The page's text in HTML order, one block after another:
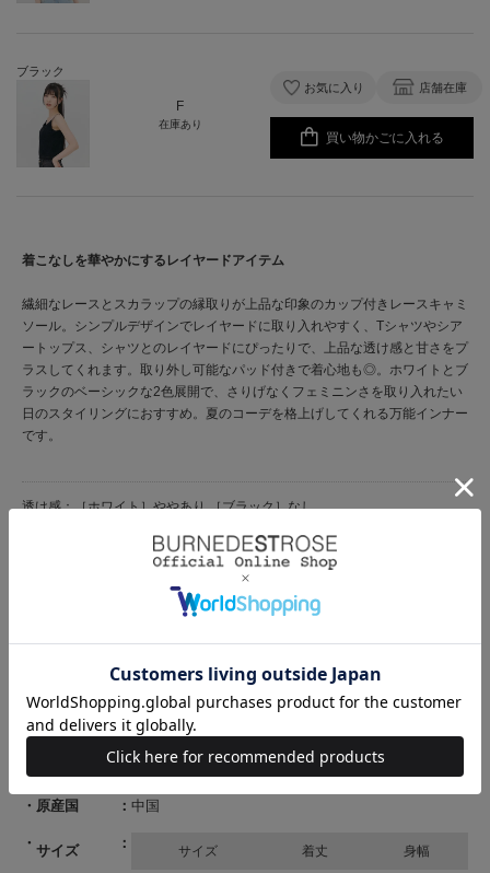
20022519100216 90 00
ブランド REDYAZEL（レディアゼル）
表地：綿60% ナイロン40%
原産国 中国
サイズ サイズ 着丈 身幅
ブラック
F
在庫あり
お気に入り 店舗在庫
買い物かごに入れる
着こなしを華やかにするレイヤードアイテム
繊細なレースとスカラップの縁取りが上品な印象のカップ付きレースキャミ
ソール。シンプルデザインでレイヤードに取り入れやすく、Tシャツやシア
ートップス、シャツとのレイヤードにぴったりで、上品な透け感と甘さをプ
ラスしてくれます。取り外し可能なパッド付きで着心地も◎。ホワイトとブ
ラックのベーシックな2色展開で、さりげなくフェミニンさを取り入れたい
日のスタイリングにおすすめ。夏のコーデを格上げしてくれる万能インナー
です。
透け感：［ホワイト］ややあり ［ブラック］なし